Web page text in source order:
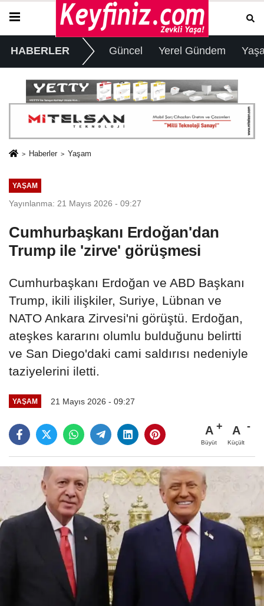
HABERLER Güncel Yerel Gündem
Haberler Yaşam
YAŞAM
Yayınlanma: 21 Mayıs 2026 - 09:27
Cumhurbaşkanı Erdoğan'dan
Trump ile 'zirve' görüşmesi
Cumhurbaşkanı Erdoğan ve ABD Başkanı
Trump, ikili ilişkiler, Suriye, Lübnan ve
NATO Ankara Zirvesi'ni görüştü. Erdoğan,
ateşkes kararını olumlu bulduğunu belirtti
ve San Diego'daki cami saldırısı nedeniyle
taziyelerini iletti.
YAŞAM 21 Mayıs 2026 - 09:27
A
Büyüt
A
Küçült